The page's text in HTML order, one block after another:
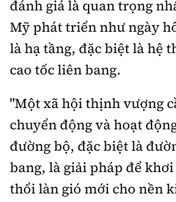
đánh giá là quan trọng
Mỹ phát triển như ngày
là hạ tầng, đặc biệt là hệ
cao tốc liên bang.
"Một xã hội thịnh vượng
chuyển động và hoạt
đường bộ, đặc biệt là
bang, là giải pháp để
thổi làn gió mới cho nền